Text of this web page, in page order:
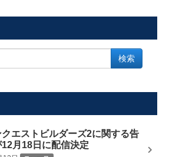
検索
クエストビルダーズ2に関する告
月18日に配信決定